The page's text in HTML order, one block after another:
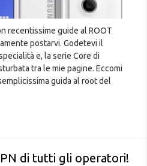
recentissime guide al ROOT
postarvi. Godetevi il
e, la serie Core di
tra le mie pagine. Eccomi
guida al root del
di tutti gli operatori!